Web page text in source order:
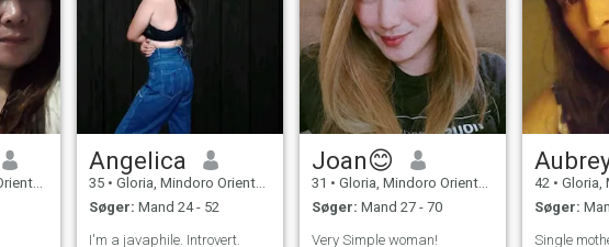
Angelica
35 • Gloria, Mindoro Oriental, Filippinerne
Søger: Mand 24 - 52
I'm a javaphile. Introvert.
Joan😊
31 • Gloria, Mindoro Oriental, Filippinerne
Søger: Mand 27 - 70
Very Simple woman!
42 • Gloria,
Søger:
Single